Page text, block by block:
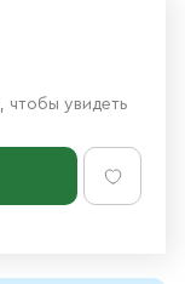
, чтобы увидеть